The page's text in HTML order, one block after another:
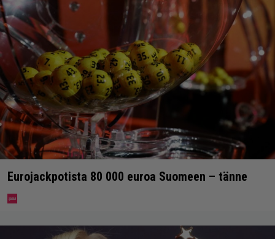
Eurojackpotista 80 000 euroa Suomeen – tänne